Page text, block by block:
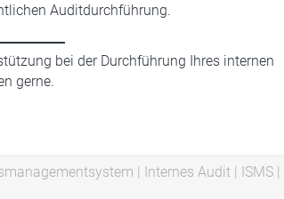
Auditdurchführung.
bei der Durchführung Ihres internen
gerne.
| Internes Audit| ISMS|